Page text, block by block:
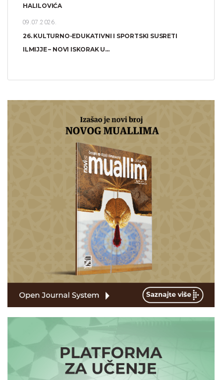
HALILOVIĆA
09.07.2026.
26. KULTURNO-EDUKATIVNI I SPORTSKI SUSRETI
ILMIJJE – NOVI ISKORAK U...